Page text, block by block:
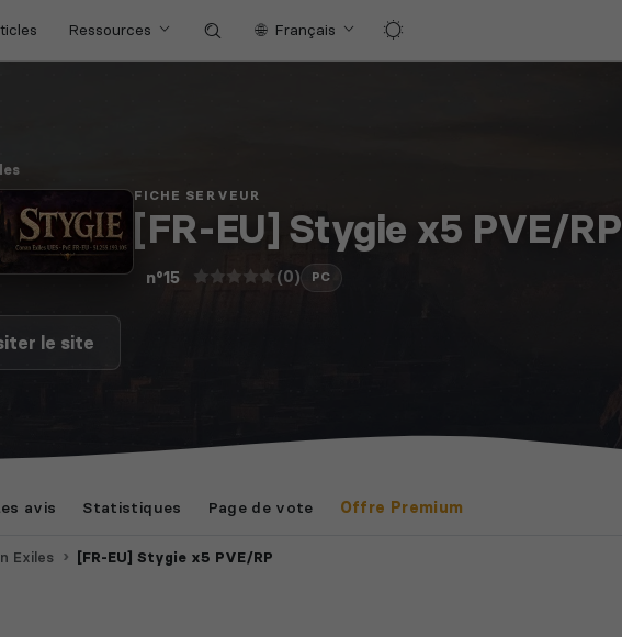
Ressources Français
FICHE SERVEUR
[FR-EU] Stygie x5 PVE/RP
n°15 (0) PC
le site
avis Statistiques Page de vote Offre Premium
Exiles [FR-EU] Stygie x5 PVE/RP